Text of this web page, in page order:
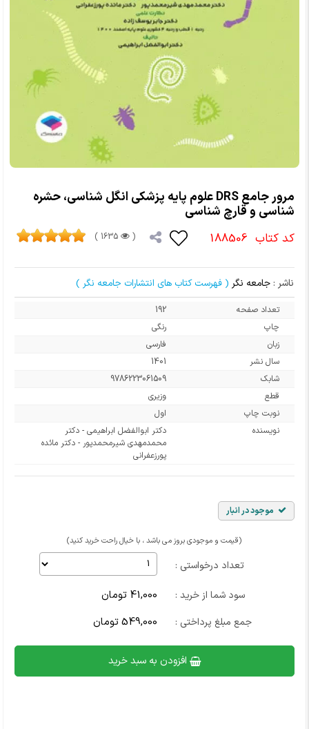
مرور جامع DRS علوم پایه پزشکی انگل شناسی، حشره
شناسی و قارچ شناسی
کد کتاب 188506
(
1635 )
ناشر : جامعه نگر ( فهرست کتاب های انتشارات جامعه نگر )
تعداد صفحه
192
چاپ
رنگی
زبان
فارسی
سال نشر
1401
شابک
9786223061509
قطع
وزیری
نوبت چاپ
اول
نویسنده
دکتر ابوالفضل ابراهیمی - دکتر
محمدمهدی شیرمحمدپور - دکتر مائده
پورزعفرانی
موجود در انبار
(قیمت و موجودی بروز می باشد ، با خیال راحت خرید کنید)
تعداد درخواستی :
سود شما از خرید : 41,000 تومان
جمع مبلغ پرداختی : 549,000 تومان
افزودن به سبد خرید